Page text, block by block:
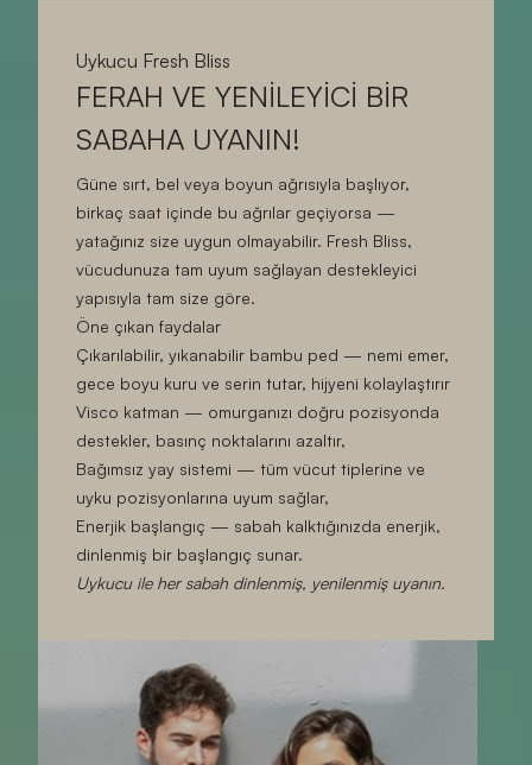
Uykucu Fresh Bliss
FERAH VE YENİLEYİCİ BİR
SABAHA UYANIN!
Güne sırt, bel veya boyun ağrısıyla başlıyor,
birkaç saat içinde bu ağrılar geçiyorsa —
yatağınız size uygun olmayabilir. Fresh Bliss,
vücudunuza tam uyum sağlayan destekleyici
yapısıyla tam size göre.
Öne çıkan faydalar
Çıkarılabilir, yıkanabilir bambu ped — nemi emer,
gece boyu kuru ve serin tutar, hijyeni kolaylaştırır
Visco katman — omurganızı doğru pozisyonda
destekler, basınç noktalarını azaltır,
Bağımsız yay sistemi — tüm vücut tiplerine ve
uyku pozisyonlarına uyum sağlar,
Enerjik başlangıç — sabah kalktığınızda enerjik,
dinlenmiş bir başlangıç sunar.
Uykucu ile her sabah dinlenmiş, yenilenmiş uyanın.